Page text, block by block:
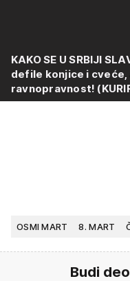
KAKO SE U SRBIJI
defile konjice i cveće,
ravnopravnost!
OSMI MART 8. MART
Budi